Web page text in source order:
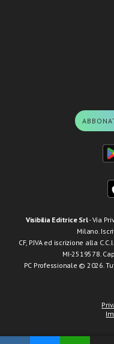
Visibilia Editrice Srl- Via
Milano.
CF, P.IVA ed iscrizione alla
MI-2519578.
PC Professionale © 2026.